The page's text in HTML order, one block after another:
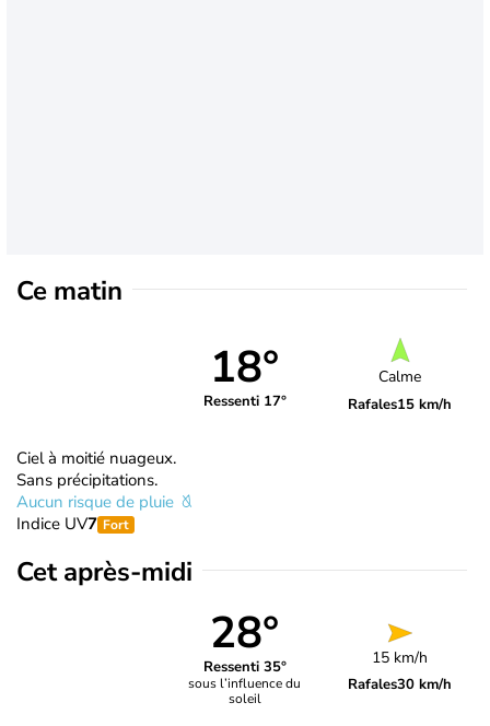
Ce matin
18°
Ressenti 17°
Calme
Rafales15 km/h
Ciel à moitié nuageux.
Sans précipitations.
Aucun risque de pluie
Indice UV7 Fort
Cet après-midi
28°
Ressenti 35°
sous l’influence du
soleil
15 km/h
Rafales30 km/h